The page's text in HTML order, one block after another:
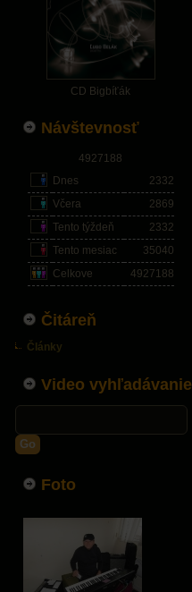
CD Bigbíťák
Návštevnosť
4927188
Dnes
2332
Včera
2869
Tento týždeň
2332
Tento mesiac
35040
Celkove
4927188
Čitáreň
Články
Video vyhľadávanie
Go
Foto